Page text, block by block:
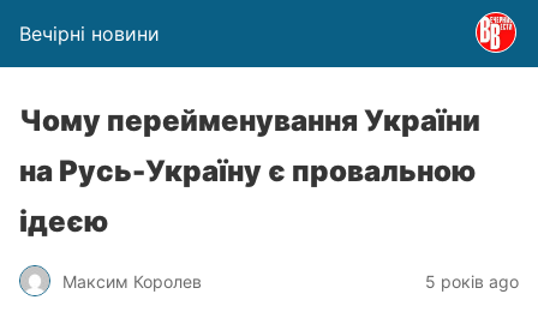
Вечірні новини
Чому перейменування України
на Русь-Україну є провальною
ідеєю
Максим Королев 5 років ago